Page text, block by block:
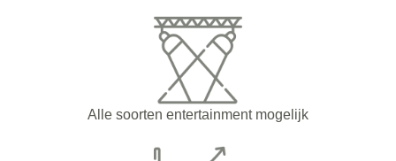
Alle soorten entertainment mogelijk